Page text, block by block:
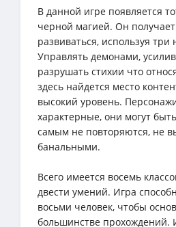
В данной игре появляется
черной магией. Он
развиваться, используя три
Управлять демонами,
разрушать стихии что
здесь найдется место
высокий уровень.
характерные, они могут
самым не повторяются, не
банальными.
Всего имеется восемь
двести умений. Игра
восьми человек, чтобы
большинстве